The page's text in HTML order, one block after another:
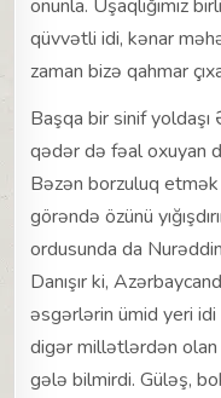
onunla. Uşaqlığımız
qüvvətli idi, kənar
zaman bizə qahmar
Başqa bir sinif yoldaşı
qədər də fəal oxuyan
Bəzən borzuluq
görəndə özünü
ordusunda da
Danışır ki,
əsgərlərin ümid yeri
digər millətlərdən olan
gələ bilmirdi. Güləş,